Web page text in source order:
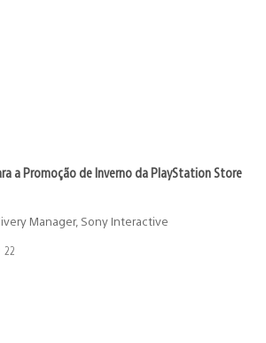
a Promoção de Inverno da PlayStation Store
Manager, Sony Interactive
22